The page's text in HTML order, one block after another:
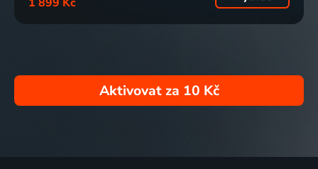
1 899 Kč
Aktivovat za 10 Kč